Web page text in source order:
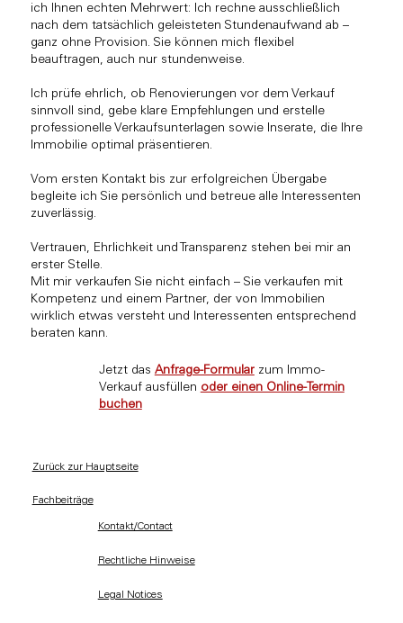
ich Ihnen echten Mehrwert: Ich rechne ausschließlich
nach dem tatsächlich geleisteten Stundenaufwand ab –
ganz ohne Provision. Sie können mich flexibel
beauftragen, auch nur stundenweise.
Ich prüfe ehrlich, ob Renovierungen vor dem Verkauf
sinnvoll sind, gebe klare Empfehlungen und erstelle
professionelle Verkaufsunterlagen sowie Inserate, die Ihre
Immobilie optimal präsentieren.
Vom ersten Kontakt bis zur erfolgreichen Übergabe
begleite ich Sie persönlich und betreue alle Interessenten
zuverlässig.
Vertrauen, Ehrlichkeit und Transparenz stehen bei mir an
erster Stelle.
Mit mir verkaufen Sie nicht einfach – Sie verkaufen mit
Kompetenz und einem Partner, der von Immobilien
wirklich etwas versteht und Interessenten entsprechend
beraten kann.
Jetzt das Anfrage-Formularzum Immo-
Verkauf ausfüllen oder einen Online-Termin
buchen
Zurück zur Hauptseite
Fachbeiträge
Kontakt/Contact
Rechtliche Hinweise
Legal Notices